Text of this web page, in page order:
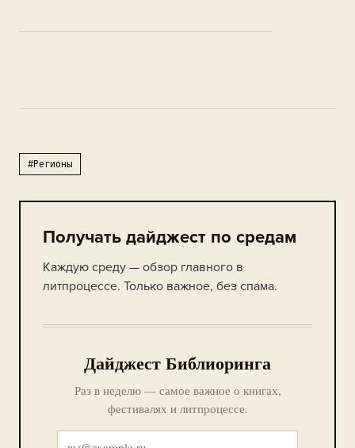
#Регионы
Получать дайджест по средам
Каждую среду — обзор главного в
литпроцессе. Только важное, без спама.
Дайджест Библиоринга
Раз в неделю — самое важное о книгах,
фестивалях и литпроцессе.